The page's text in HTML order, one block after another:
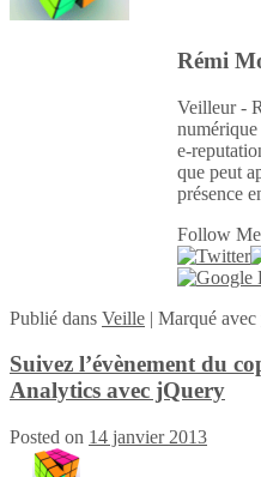
Rémi
Veilleur -
numérique
e-
que peut
présence
Follow
Publié dans Veille | Marqué avec
Suivez l’évènement du
Analytics avec jQuery
Posted on 14 janvier 2013